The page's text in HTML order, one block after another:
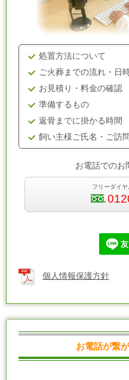
処置方法について
ご火葬までの流れ・日
お見積り・料金の確認
準備するもの
返骨までに掛かる時間
飼い主様ご氏名・ご訪
お電話でのお
フリーダイ
個人情報保護方針
お電話が繋